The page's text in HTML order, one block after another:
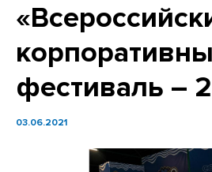
фестиваль –
03.06.2021